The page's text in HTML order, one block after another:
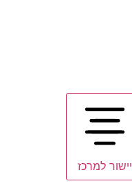
יישור למרכז